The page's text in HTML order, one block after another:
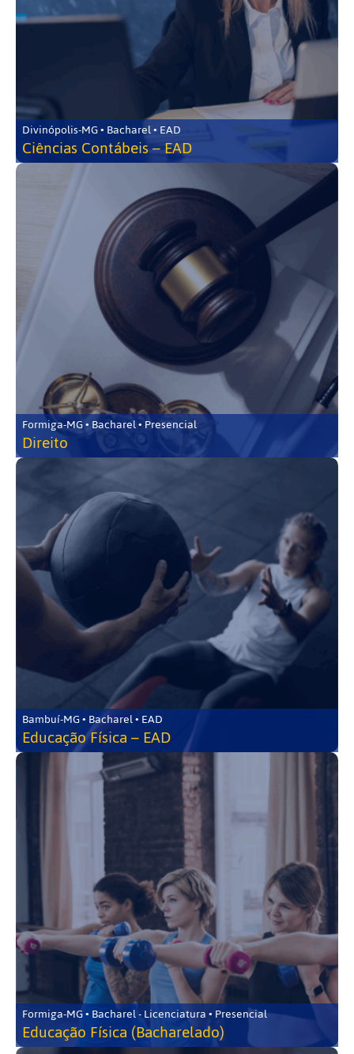
Divinópolis-MG • Bacharel • EAD
Ciências Contábeis – EAD
Formiga-MG • Bacharel • Presencial
Direito
Bambuí-MG • Bacharel • EAD
Educação Física – EAD
Formiga-MG • Bacharel - Licenciatura • Presencial
Educação Física (Bacharelado)